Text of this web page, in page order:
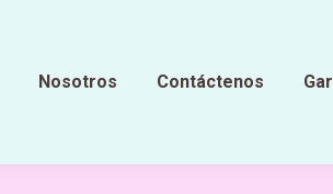
Nosotros Contáctenos